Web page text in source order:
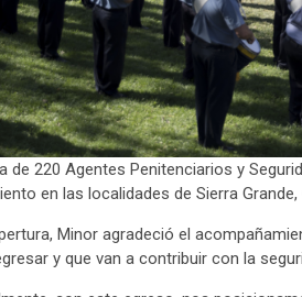
de 220 Agentes Penitenciarios y
en las localidades de Sierra
Minor agradeció el
y que van a contribuir con la